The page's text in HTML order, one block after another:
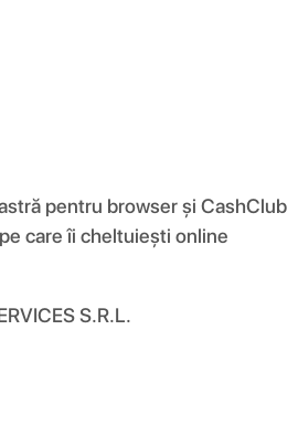
pentru browser și CashClub
care îi cheltuiești online
S.R.L.